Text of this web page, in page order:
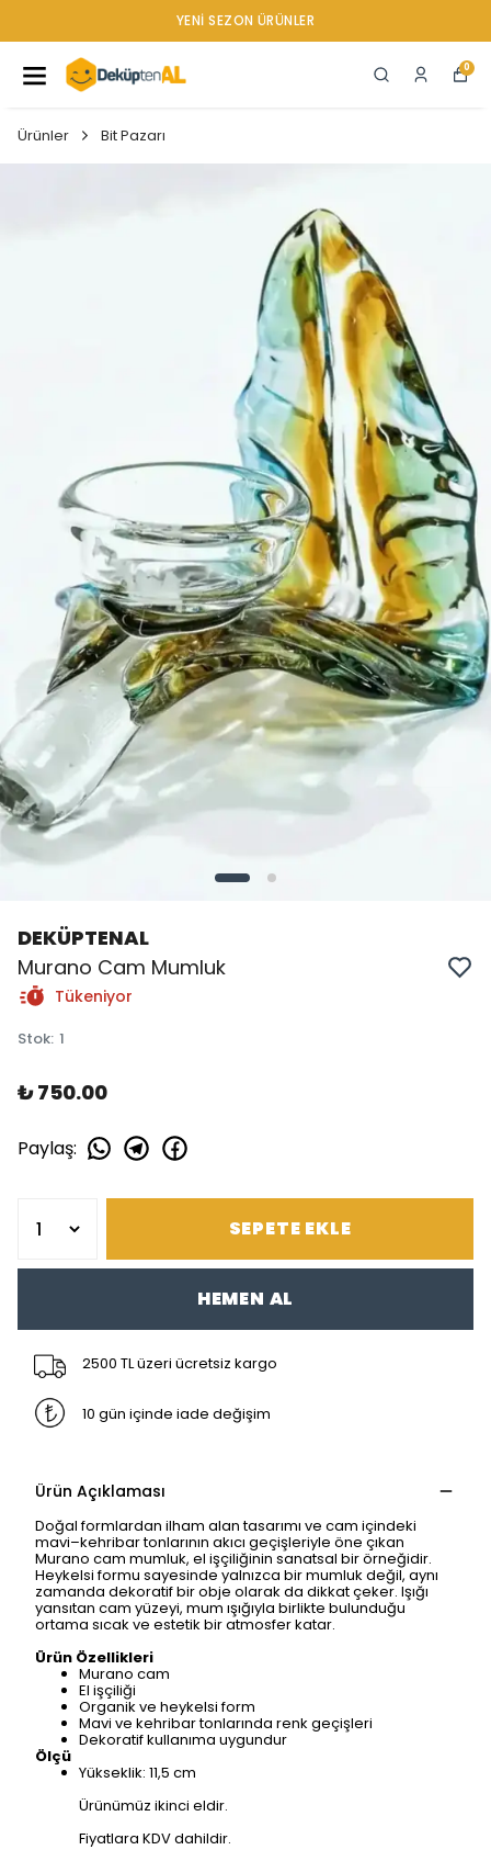
YENI SEZON ÜRÜNLER
0
Ürünler Bit Pazarı
DEKÜPTENAL
Murano Cam Mumluk
Tükeniyor
Stok: 1
₺ 750.00
Paylaş:
SEPETE EKLE
HEMEN AL
2500 TL üzeri ücretsiz kargo
10 gün içinde iade değişim
Ürün Açıklaması
Doğal formlardan ilham alan tasarımı ve cam içindeki
mavi–kehribar tonlarının akıcı geçişleriyle öne çıkan
Murano cam mumluk, el işçiliğinin sanatsal bir örneğidir.
Heykelsi formu sayesinde yalnızca bir mumluk değil, aynı
zamanda dekoratif bir obje olarak da dikkat çeker. Işığı
yansıtan cam yüzeyi, mum ışığıyla birlikte bulunduğu
ortama sıcak ve estetik bir atmosfer katar.
Ürün Özellikleri
Murano cam
El işçiliği
Organik ve heykelsi form
Mavi ve kehribar tonlarında renk geçişleri
Dekoratif kullanıma uygundur
Ölçü
Yükseklik: 11,5 cm
Ürünümüz ikinci eldir.
Fiyatlara KDV dahildir.